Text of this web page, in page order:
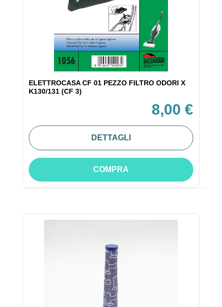
ELETTROCASA CF 01 PEZZO FILTRO ODORI X
K130/131 (CF 3)
8,00 €
DETTAGLI
COMPRA